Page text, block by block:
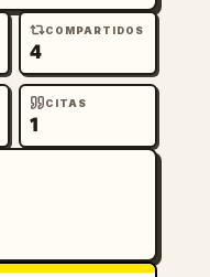
COMPARTIDOS
4
CITAS
1